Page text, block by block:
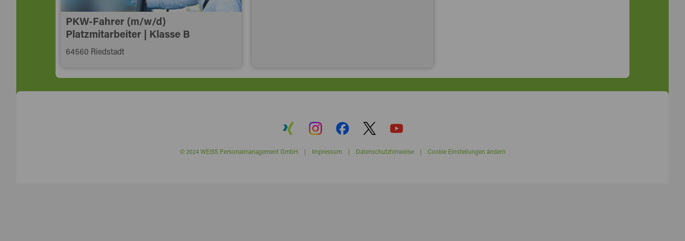
PKW-Fahrer (m/w/d)
Platzmitarbeiter | Klasse B
64560 Riedstadt
© 2024 WEISS Personalmanagement GmbH | Impressum| Datenschutzhinweise| Cookie Einstellungen ändern